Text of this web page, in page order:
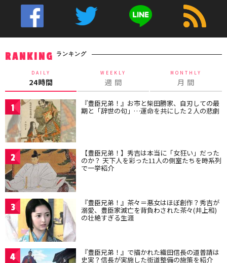
RANKING ランキング
DAILY
24時間
WEEKLY
週 間
MONTHLY
月 間
1 『豊臣兄弟！』お市と柴田勝家、自刃しての最
期と「辞世の句」…運命を共にした２人の悲劇
2 【豊臣兄弟！】秀吉は本当に「女狂い」だった
のか？ 天下人を彩った11人の側室たちを時系列
で一挙紹介
3 『豊臣兄弟！』茶々＝悪女はほぼ創作？秀吉が
溺愛、豊臣家滅亡を背負わされた茶々(井上和)
の壮絶すぎる生涯
4 『豊臣兄弟！』で描かれた織田信長の道普請は
史実？信長が実施した街道整備の施策を紹介